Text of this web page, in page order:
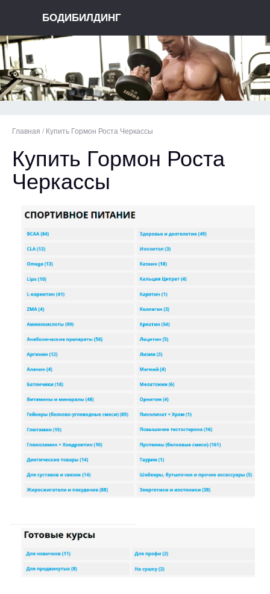
БОДИБИЛДИНГ
Главная / Купить Гормон Роста Черкассы
Купить Гормон Роста
Черкассы